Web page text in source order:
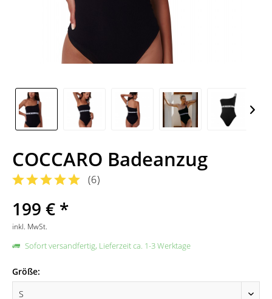
COCCARO Badeanzug
(6)
199 € *
inkl. MwSt.
Sofort versandfertig, Lieferzeit ca. 1-3 Werktage
Größe: